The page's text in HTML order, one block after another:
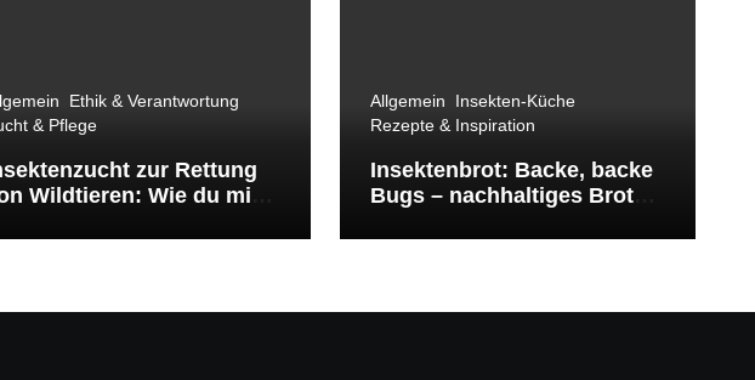
Ethik & Verantwortung
& Pflege
zur Rettung
Wildtieren: Wie du mit
bewirkst
Allgemein
Insekten-Küche
Rezepte & Inspiration
Insektenbrot: Backe, backe
Bugs – nachhaltiges Brot